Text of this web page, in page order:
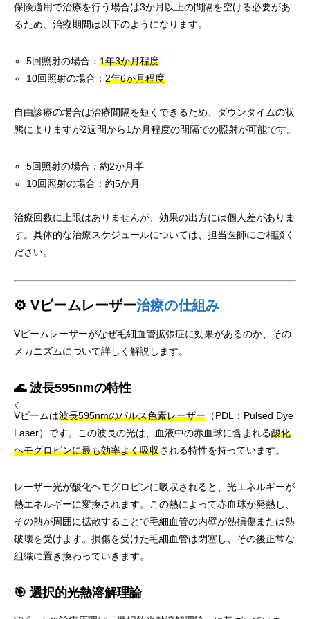
保険適用で治療を行う場合は3か月以上の間隔を空ける必要があ
るため、治療期間は以下のようになります。
5回照射の場合：1年3か月程度
10回照射の場合：2年6か月程度
自由診療の場合は治療間隔を短くできるため、ダウンタイムの状
態によりますが2週間から1か月程度の間隔での照射が可能です。
5回照射の場合：約2か月半
10回照射の場合：約5か月
治療回数に上限はありませんが、効果の出方には個人差がありま
す。具体的な治療スケジュールについては、担当医師にご相談く
ださい。
⚙️ Vビームレーザー治療の仕組み
Vビームレーザーがなぜ毛細血管拡張症に効果があるのか、その
メカニズムについて詳しく解説します。
🌊 波長595nmの特性
Vビームは波長595nmのパルス色素レーザー （PDL：Pulsed Dye
Laser）です。この波長の光は、血液中の赤血球に含まれる酸化
ヘモグロビンに最も効率よく吸収される特性を持っています。
レーザー光が酸化ヘモグロビンに吸収されると、光エネルギーが
熱エネルギーに変換されます。この熱によって赤血球が発熱し、
その熱が周囲に拡散することで毛細血管の内壁が熱損傷または熱
破壊を受けます。損傷を受けた毛細血管は閉塞し、その後正常な
組織に置き換わっていきます。
🎯 選択的光熱溶解理論